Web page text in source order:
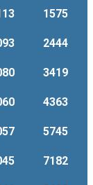
1575
2444
3419
4363
5745
7182